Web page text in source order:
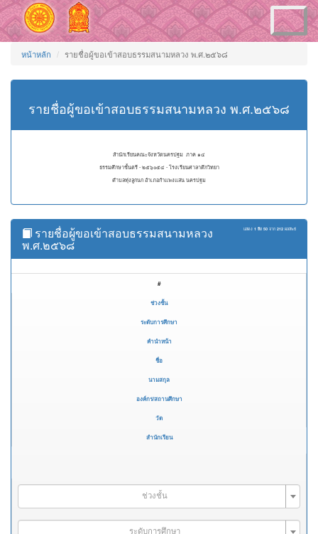
Toggle
navigation
หน้าหลัก รายชื่อผู้ขอเข้าสอบธรรมสนามหลวง พ.ศ.๒๕๖๘
รายชื่อผู้ขอเข้าสอบธรรมสนามหลวง พ.ศ.๒๕๖๘
สำนักเรียนคณะจังหวัดนครปฐม ภาค ๑๔
ธรรมศึกษาชั้นตรี - ๒๕๖๐๕๔ - โรงเรียนศาลาตึกวิทยา
ตำบลทุ่งลูกนก อำเภอกำแพงแสน นครปฐม
แสดง 1 ถึง 50 จาก 212 ผลลัพธ์
รายชื่อผู้ขอเข้าสอบธรรมสนามหลวง
พ.ศ.๒๕๖๘
#
ช่วงชั้น
ระดับการศึกษา
คำนำหน้า
ชื่อ
นามสกุล
องค์กร/สถานศึกษา
วัด
สำนักเรียน
ช่วงชั้น
ระดับการศึกษา